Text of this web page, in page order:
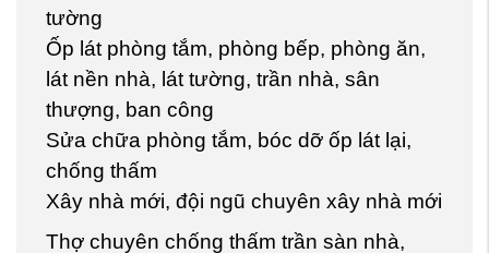
tường
Ốp lát phòng tắm, phòng bếp, phòng ăn,
lát nền nhà, lát tường, trần nhà, sân
thượng, ban công
Sửa chữa phòng tắm, bóc dỡ ốp lát lại,
chống thấm
Xây nhà mới, đội ngũ chuyên xây nhà mới
Thợ chuyên chống thấm trần sàn nhà,